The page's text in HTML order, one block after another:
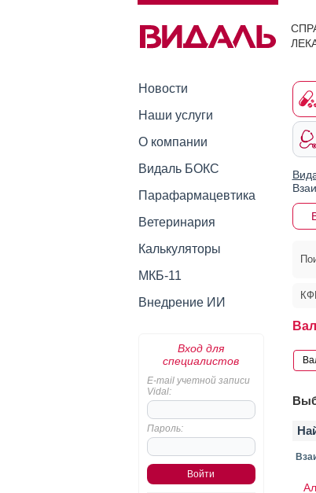
Новости
Наши услуги
О компании
Видаль БОКС
Парафармацевтика
Ветеринария
Калькуляторы
МКБ-11
Внедрение ИИ
Вход для
специалистов
E-mail учетной записи
Vidal:
Пароль: